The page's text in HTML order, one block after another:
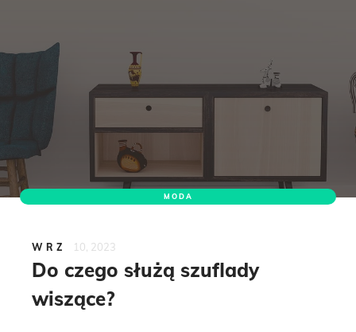
MODA
WRZ 10, 2023
Do czego służą szuflady
wiszące?